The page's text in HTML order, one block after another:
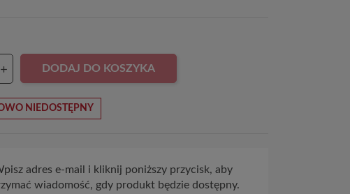
DODAJ DO KOSZYKA
NIEDOSTĘPNY
adres e-mail i kliknij poniższy przycisk, aby
wiadomość, gdy produkt będzie dostępny.